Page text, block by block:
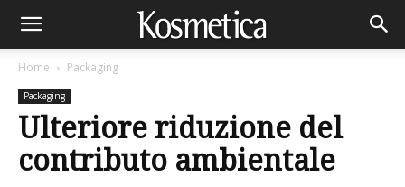
Home Packaging
Packaging
Ulteriore riduzione del
contributo ambientale